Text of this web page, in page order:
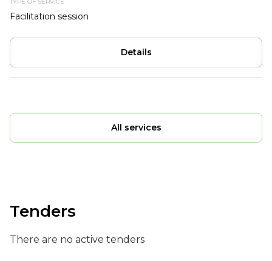
Facilitation session
Details
All services
Tenders
There are no active tenders